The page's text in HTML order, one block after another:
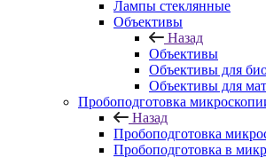
Лампы стеклянные
Объективы
Назад
Объективы
Объективы для
Объективы для
Пробоподготовка
Назад
Пробоподготовка
Пробоподготовка в